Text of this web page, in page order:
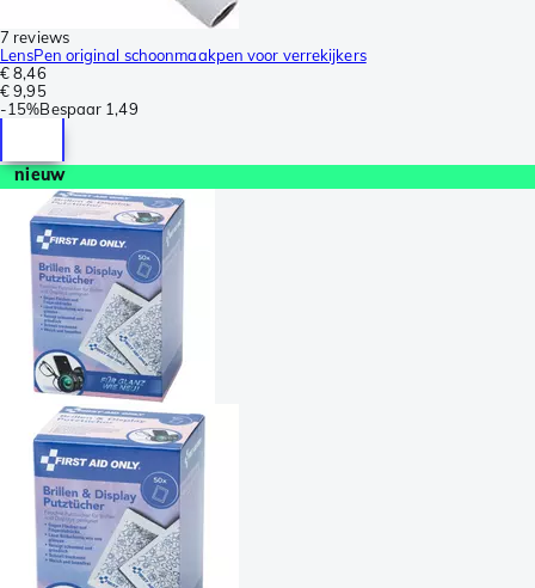
7 reviews
LensPen original schoonmaakpen voor verrekijkers
€ 8,46
€ 9,95
-15%Bespaar 1,49
nieuw